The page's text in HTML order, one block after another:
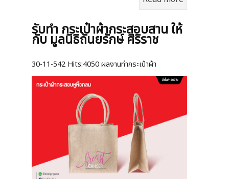
รับทำ กระเป๋าผ้ากระสอบสาน ให้
กับ มูลนิธิถันยรักษ์ ศิริราช
30-11-542 Hits:4050 ผลงานทำกระเป๋าผ้า